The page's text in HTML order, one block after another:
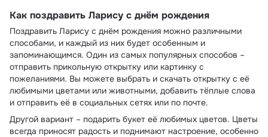
Как поздравить Ларису с днём рождения
Поздравить Ларису с днём рождения можно различными
способами, и каждый из них будет особенным и
запоминающимся. Один из самых популярных способов –
отправить прикольную открытку или картинку с
пожеланиями. Вы можете выбрать и скачать открытку с её
любимыми цветами или животными, добавить тёплые слова
и отправить её в социальных сетях или по почте.
Другой вариант – подарить букет её любимых цветов. Цветы
всегда приносят радость и поднимают настроение, особенно